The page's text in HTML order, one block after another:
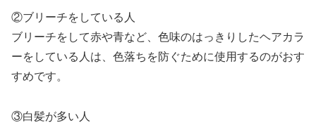
②ブリーチをしている人
ブリーチをして赤や青など、色味のはっきりしたヘアカラ
ーをしている人は、色落ちを防ぐために使用するのがおす
すめです。
③白髪が多い人